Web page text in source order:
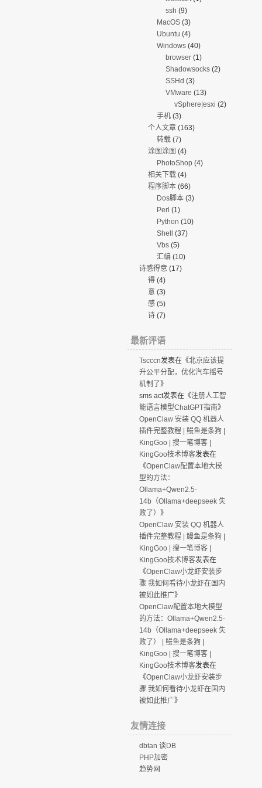
ssh (9)
MacOS(3)
Ubuntu (4)
Windows(40)
browser(1)
Shadowsocks(2)
SSHd (3)
VMware (13)
vSphere|esxi (2)
手机(3)
个人文章(163)
转载(7)
涂图涂图 (4)
PhotoShop(4)
相关下载(4)
程序脚本(66)
Dos脚本(3)
Perl (1)
Python (10)
Shell (37)
Vbs(5)
汇编 (10)
诗感得意(17)
得(4)
意(3)
感(5)
诗(7)
最新评语
Tscccn发表在《北京应该提
升公平分配，优化汽车摇号
机制了》
sms act发表在《注册人工智
能语言模型ChatGPT指南》
OpenClaw 安装 QQ 机器人
插件完整教程 | 鳗鱼是条狗 |
KingGoo | 搜一笔博客 |
KingGoo技术博客发表在
《OpenClaw配置本地大模
型的方法：
Ollama+Qwen2.5-
14b（Ollama+deepseek 失
败了）
》
OpenClaw 安装 QQ 机器人
插件完整教程 | 鳗鱼是条狗 |
KingGoo | 搜一笔博客 |
KingGoo技术博客发表在
《OpenClaw小龙虾安装步
骤 我如何看待小龙虾在国内
被如此推广》
OpenClaw配置本地大模型
的方法：Ollama+Qwen2.5-
14b（Ollama+deepseek 失
败了） | 鳗鱼是条狗 |
KingGoo | 搜一笔博客 |
KingGoo技术博客发表在
《OpenClaw小龙虾安装步
骤 我如何看待小龙虾在国内
被如此推广》
友情连接
dbtan 谈DB
PHP加密
趋势网